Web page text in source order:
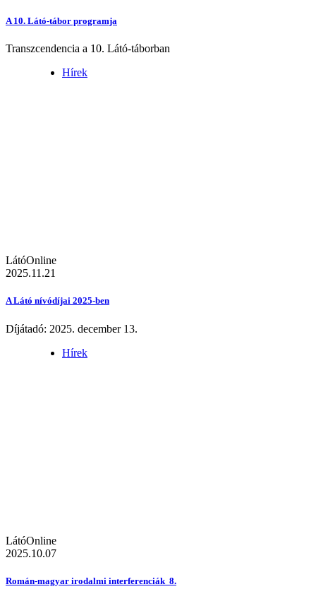
A 10. Látó-tábor programja
Transzcendencia a 10. Látó-táborban
Hírek
LátóOnline
2025.11.21
A Látó nívódíjai 2025-ben
Díjátadó: 2025. december 13.
Hírek
LátóOnline
2025.10.07
Román-magyar irodalmi interferenciák 8.